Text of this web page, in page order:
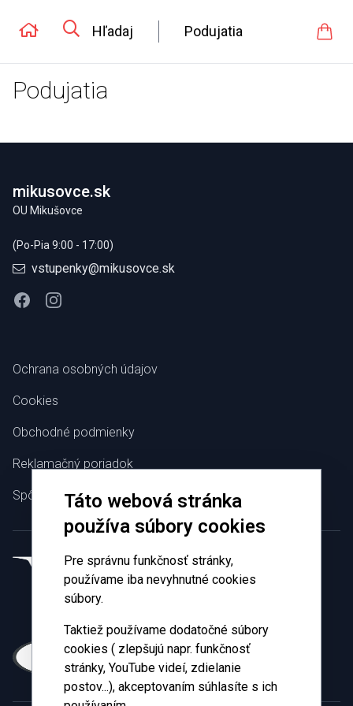
Hľadaj Podujatia
Podujatia
mikusovce.sk
OU Mikušovce
(Po-Pia 9:00 - 17:00)
vstupenky@mikusovce.sk
FacebookInstagram
Ochrana osobných údajov
Cookies
Obchodné podmienky
Reklamačný poriadok
Spôsoby platbyTáto webová stránka
používa súbory cookies
Pre správnu funkčnosť stránky,
používame iba nevyhnutné cookies
súbory.
Taktiež používame dodatočné súbory
cookies ( zlepšujú napr. funkčnosť
stránky, YouTube videí, zdielanie
postov...), akceptovaním súhlasíte s ich